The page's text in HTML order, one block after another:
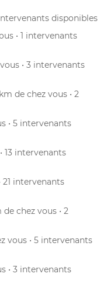
disponibles
• 1 intervenants
• 3 intervenants
de chez vous • 2
• 5 intervenants
13 intervenants
21 intervenants
de chez vous • 2
vous • 5 intervenants
• 3 intervenants